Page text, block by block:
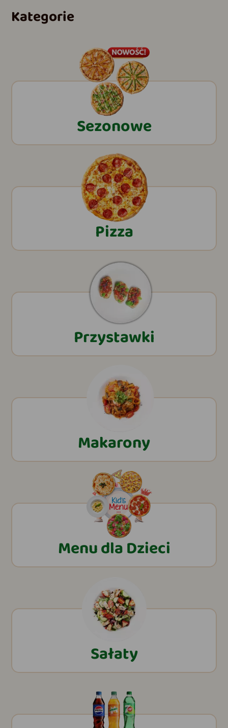
Kategorie
Sezonowe
Pizza
Przystawki
Makarony
Menu dla Dzieci
Sałaty